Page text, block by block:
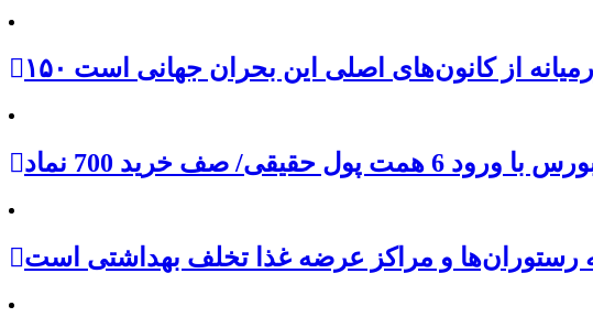
از کانون‌های اصلی این بحران جهانی است
رستوران‌ها و مراکز عرضه غذا تخلف بهداشتی است